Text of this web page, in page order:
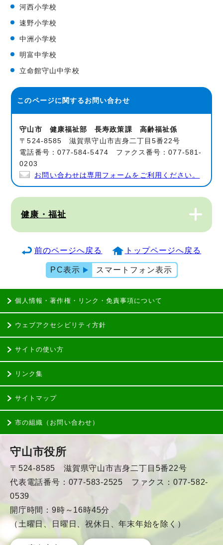
河西小学校
速野小学校
中洲小学校
明富中学校
立命館守山中学校
このページに関するお問い合わせ
守山市 健康福祉部 長寿政策課 高齢福祉係
〒524-8585 滋賀県守山市吉身二丁目5番22号
電話番号：077-584-5474 ファクス番号：077-581-
0203
お問い合わせは専用フォームをご利用ください。
健康・福祉
前のページへ戻る トップページへ戻る
PC表示 スマートフォン表示
個人情報・著作権・リンク・免責事項について
ウェブアクセシビリティ方針
サイトの使い方
リンク集
サイトマップ
市の組織（お問い合わせ）
守山市役所
〒524-8585 滋賀県守山市吉身二丁目5番22号
代表電話番号：077-583-2525 ファクス：077-582-
0539
開庁時間：9時～16時45分
（土曜日、日曜日、祝休日、年末年始を除く）